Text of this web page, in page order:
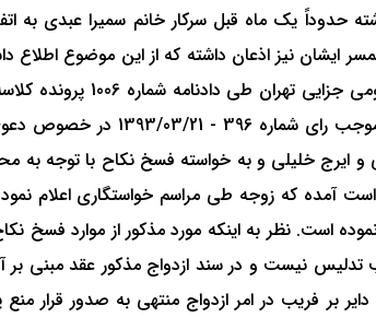
حدوداً یک ماه قبل سرکار خانم سمیرا عبدی‌
کسب نظر قاضی مشاور
آمده که زوجه طی مراسم خواستگاری اعلام
است. نظر به اینکه مورد مذکور از موارد فسخ
بر فریب در امر ازدواج منتهی به صدور قرار